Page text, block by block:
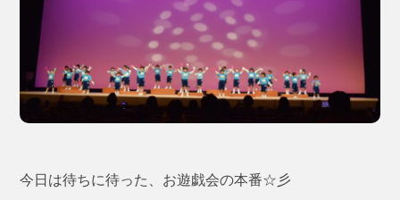
今日は待ちに待った、お遊戯会の本番☆彡